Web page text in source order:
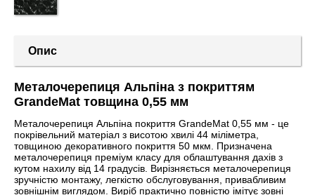
Опис
Металочерепиця Альпіна з покриттям
GrandeMat товщина 0,55 мм
Металочерепиця Альпіна покриття GrandeMat 0,55 мм - це
покрівельний матеріал з висотою хвилі 44 міліметра,
товщиною декоративного покриття 50 мкм. Призначена
металочерепиця преміум класу для облаштування дахів з
кутом нахилу від 14 градусів. Вирізняється металочерепиця
зручністю монтажу, легкістю обслуговування, привабливим
зовнішнім виглядом. Виріб практично повністю імітує зовні